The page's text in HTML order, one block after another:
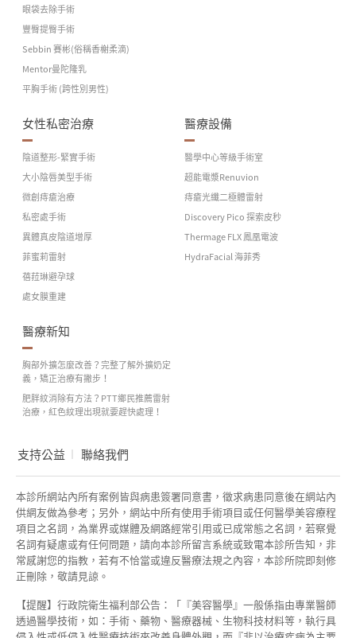
眼袋去除手術
豐臀提臀手術
Sebbin 賽彬(俗稱香榭柔滴)
Mentor曼陀隆乳
平胸手術 (跨性別男性)
女性私密治療
陰道整形-緊實手術
大小陰唇美型手術
微創痔瘡治療
私密處手術
異體真皮陰道增厚
菲蜜莉雷射
蓓菈琳避孕球
處女膜重建
醫療設備
醫學中心等級手術室
超能電漿Renuvion
痔瘡光纖二極體雷射
Discovery Pico 探索皮秒
Thermage FLX 鳳凰電波
HydraFacial 海菲秀
醫療新知
胸部外擴怎麼改善？完整了解外擴奶定
義，矯正治療有撇步！
肥胖紋消除有方法？PTT鄉民推薦雷射
治療，紅色紋理出現就要趕快處理！
支持公益 聯絡我們
本診所網站內所有案例皆與病患簽署同意書，徵求病患同意後在網站內
供網友做為參考；另外，網站中所有使用手術項目或任何醫學美容療程
項目之名詞，為業界或媒體及網路經常引用或已成常態之名詞，若察覺
名詞有疑慮或有任何問題，請向本診所留言系統或致電本診所告知，非
常感謝您的指教，若有不恰當或違反醫療法規之內容，本診所院即刻修
正刪除，敬請見諒。
【提醒】行政院衛生福利部公告：「『美容醫學』一般係指由專業醫師
透過醫學技術，如：手術、藥物、醫療器械、生物科技材料等，執行具